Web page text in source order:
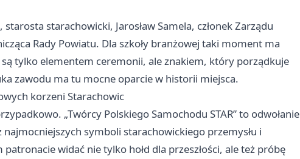
starachowicki, Jarosław Samela, członek Zarządu
Rady Powiatu. Dla szkoły branżowej taki moment ma
tylko elementem ceremonii, ale znakiem, który porządkuje
zawodu ma tu mocne oparcie w historii miejsca.
korzeni Starachowic
„Twórcy Polskiego Samochodu STAR” to odwołanie
symboli starachowickiego przemysłu i
widać nie tylko hołd dla przeszłości, ale też próbę